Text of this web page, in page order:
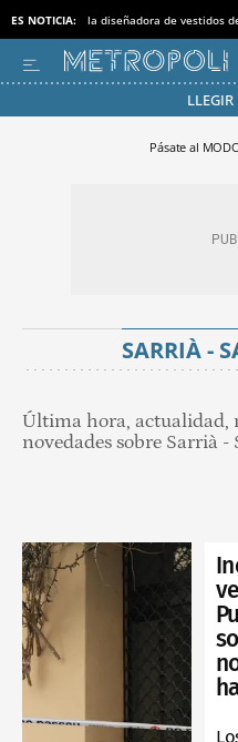
ES NOTICIA: la diseñadora de vestidos
Pásate al
SARRIÀ -
Última hora, actualidad,
novedades sobre Sarrià